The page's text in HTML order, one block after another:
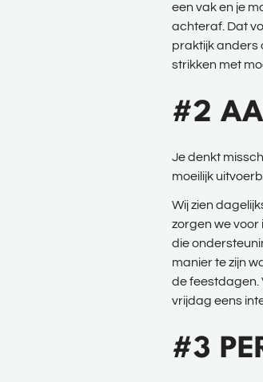
een vak en je
achteraf. Dat
praktijk anders
strikken met
#2
Je denkt
moeilijk
Wij zien
zorgen we voor
die
manier te zijn
de feestdagen.
vrijdag eens
#3